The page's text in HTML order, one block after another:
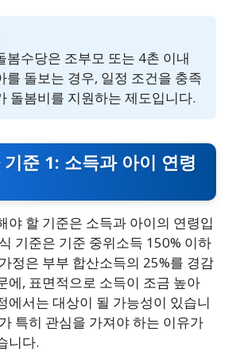
봄수당은 조부모 또는 4촌 이내
를 돌보는 경우, 일정 조건을 충족
돌봄비를 지원하는 제도입니다.
준 1: 소득과 아이 연령
야 할 기준은 소득과 아이의 연령입
기준은 기준 중위소득 150% 이하
정은 부부 합산소득의 25%를 경감
에, 표면적으로 소득이 조금 높아
에서는 대상이 될 가능성이 있습니
특히 관심을 가져야 하는 이유가
니다.